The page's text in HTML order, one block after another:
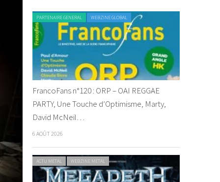
PARTENAIRE GENERAL WEBZINE GLOBAL
FrancoFans n°120 : ORP – OAI REGGAE
PARTY, Une Touche d’Optimisme, Marty,
David McNeil…
6 AOÛT 2026
ACTU METAL WEBZINE METAL